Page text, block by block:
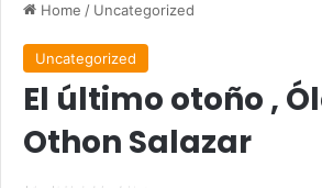
Home / Uncategorized
Uncategorized
El último otoño ,
Othon Salazar